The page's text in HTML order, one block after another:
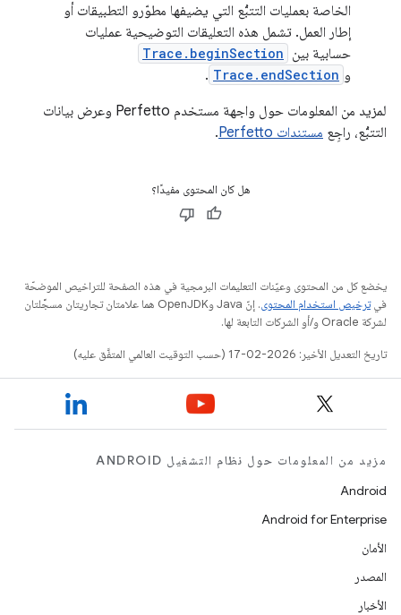
الخاصة بعمليات التتبُّع التي يضيفها مطوّرو التطبيقات أو
إطار العمل. تشمل هذه التعليقات التوضيحية عمليات
حسابية بين Trace.beginSection
و Trace.endSection
.
لمزيد من المعلومات حول واجهة مستخدم Perfetto وعرض بيانات
التتبُّع، راجِع مستندات Perfetto .
هل كان المحتوى مفيدًا؟
يخضع كل من المحتوى وعيّنات التعليمات البرمجية في هذه الصفحة للتراخيص الموضحّة
فيترخيص استخدام المحتوى
. إنّ Java وOpenJDK هما علامتان تجاريتان مسجَّلتان
لشركة Oracle و/أو الشركات التابعة لها.
تاريخ التعديل الأخير: 2026-02-17 (حسب التوقيت العالمي المتفَّق عليه)
مزيد من المعلومات حول نظام التشغيل ANDROID
Android
Android for Enterprise
الأمان
المصدر
الأخبار